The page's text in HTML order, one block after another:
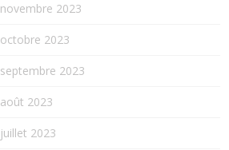
novembre 2023
octobre 2023
septembre 2023
août 2023
juillet 2023